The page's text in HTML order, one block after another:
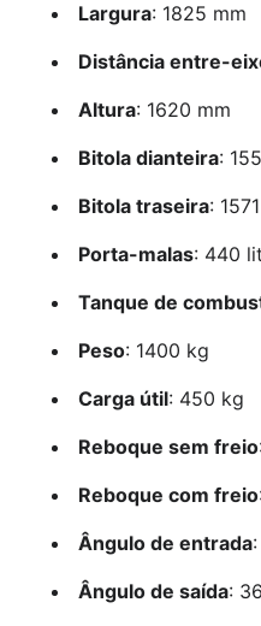
Largura: 1825 mm
Distância entre-
Altura: 1620 mm
Bitola dianteira:
Bitola traseira:
Porta-malas: 440
Tanque de
Peso: 1400 kg
Carga útil: 450 kg
Reboque sem freio
Reboque com freio
Ângulo de entrada:
Ângulo de saída: